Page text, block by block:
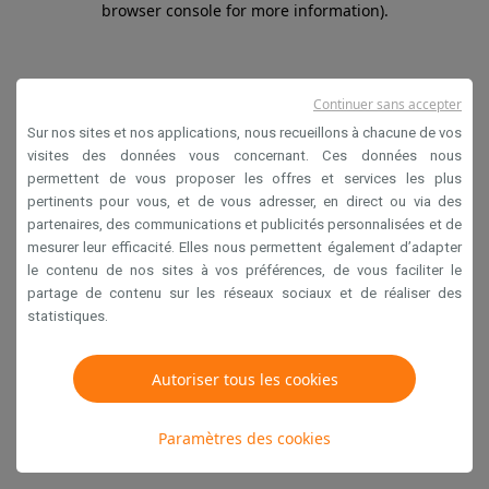
browser console for more information).
Sur nos sites et nos applications, nous recueillons à chacune de vos
visites des données vous concernant. Ces données nous
permettent de vous proposer les offres et services les plus
pertinents pour vous, et de vous adresser, en direct ou via des
partenaires, des communications et publicités personnalisées et de
mesurer leur efficacité. Elles nous permettent également d’adapter
le contenu de nos sites à vos préférences, de vous faciliter le
partage de contenu sur les réseaux sociaux et de réaliser des
statistiques.
Autoriser tous les cookies
Paramètres des cookies
Continuer sans accepter